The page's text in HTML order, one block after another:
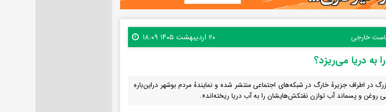
خارجی ۲۰ اردیبهشت ۱۴۰۵ ۱۸:۰۹
به دریا می‌ریزد؟
در اطراف جزیرهٔ خارگ در شبکه‌های اجتماعی منتشر شده و نمایندهٔ مردم بوشهر دراین‌باره
روغن و پسماند آب توازن نفتکش‌ها‌یشان را به آب دریا ریخته‌اند».